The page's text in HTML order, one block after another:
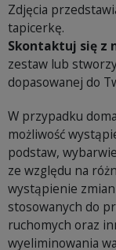
Zdjęcia
tapicerkę.
Skontaktuj się z
zestaw lub
dopasowanej do
W przypadku
możliwość
podstaw,
ze względu na
wystąpienie
stosowanych do
ruchomych oraz
wyeliminowania